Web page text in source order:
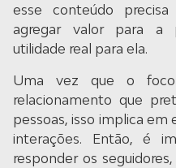
esse conteúdo
agregar valor para a
utilidade real para ela.
Uma vez que o
relacionamento que
pessoas, isso implica em
interações. Então, é
responder os